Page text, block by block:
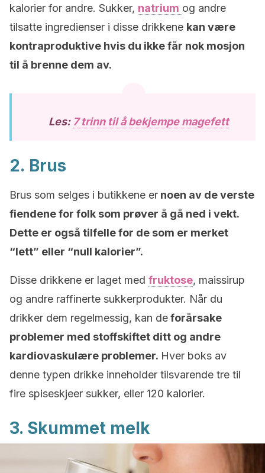
kalorier for andre. Sukker, natrium og andre
tilsatte ingredienser i disse drikkene kan være
kontraproduktive hvis du ikke får nok mosjon
til å brenne dem av.
Les: 7 trinn til å bekjempe magefett
2. Brus
Brus som selges i butikkene er noen av de verste
fiendene for folk som prøver å gå ned i vekt.
Dette er også tilfelle for de som er merket
“lett” eller “null kalorier”.
Disse drikkene er laget med fruktose, maissirup
og andre raffinerte sukkerprodukter. Når du
drikker dem regelmessig, kan deforårsake
problemer med stoffskiftet ditt og andre
kardiovaskulære problemer. Hver boks av
denne typen drikke inneholder tilsvarende tre til
fire spiseskjeer sukker, eller 120 kalorier.
3. Skummet melk